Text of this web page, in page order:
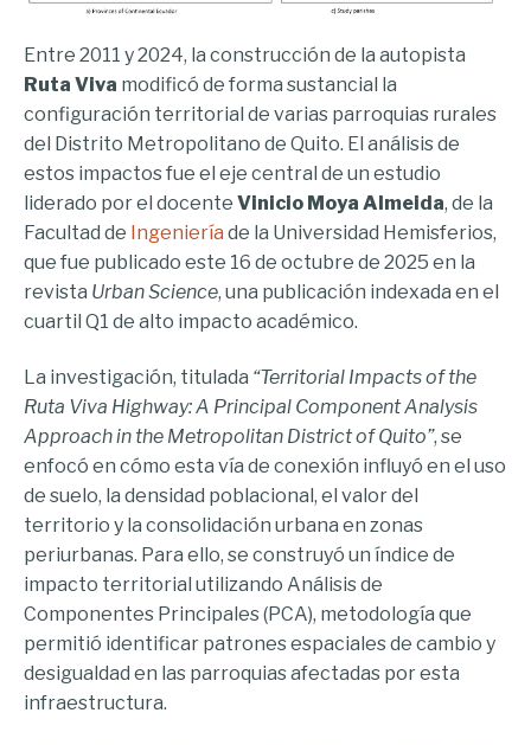
Entre 2011 y 2024, la construcción de la autopista
Ruta Viva modificó de forma sustancial la
configuración territorial de varias parroquias rurales
del Distrito Metropolitano de Quito. El análisis de
estos impactos fue el eje central de un estudio
liderado por el docente Vinicio Moya Almeida, de la
Facultad de Ingeniería de la Universidad Hemisferios,
que fue publicado este 16 de octubre de 2025 en la
revista Urban Science, una publicación indexada en el
cuartil Q1 de alto impacto académico.
La investigación, titulada “Territorial Impacts of the
Ruta Viva Highway: A Principal Component Analysis
Approach in the Metropolitan District of Quito”, se
enfocó en cómo esta vía de conexión influyó en el uso
de suelo, la densidad poblacional, el valor del
territorio y la consolidación urbana en zonas
periurbanas. Para ello, se construyó un índice de
impacto territorial utilizando Análisis de
Componentes Principales (PCA), metodología que
permitió identificar patrones espaciales de cambio y
desigualdad en las parroquias afectadas por esta
infraestructura.